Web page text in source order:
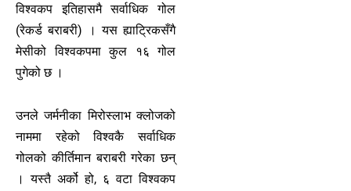
विश्वकप इतिहासमै सर्वाधिक गोल
(रेकर्ड बराबरी) । यस ह्याट्रिकसँगै
मेसीको विश्वकपमा कुल १६ गोल
पुगेको छ ।
उनले जर्मनीका मिरोस्लाभ क्लोजको
नाममा रहेको विश्वकै सर्वाधिक
गोलको कीर्तिमान बराबरी गरेका छन्
। यस्तै अर्को हो, ६ वटा विश्वकप